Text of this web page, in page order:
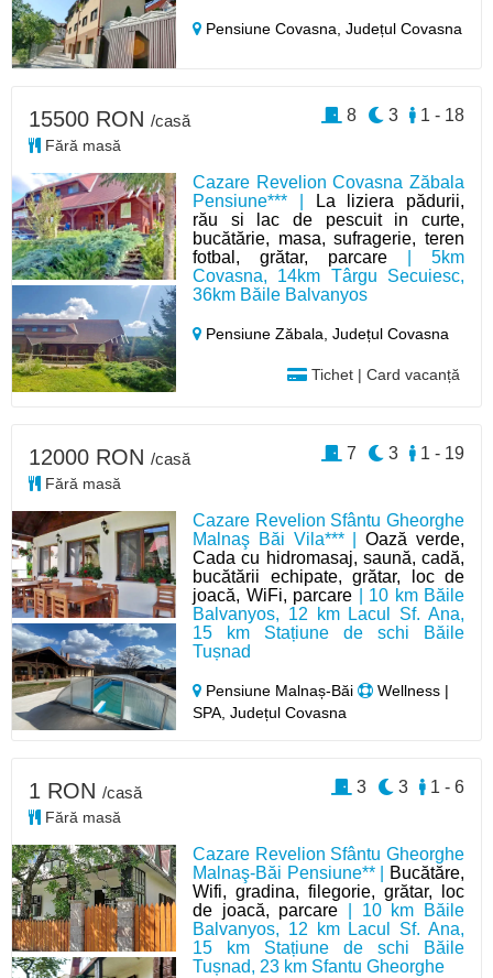
Pensiune Covasna,Județul Covasna
Cazare Revelion Covasna Zăbala
Pensiune*** |
La liziera pădurii,
rău si lac de pescuit in curte,
bucătărie, masa, sufragerie, teren
fotbal, grătar, parcare | 5km
Covasna, 14km Târgu Secuiesc,
36km Băile Balvanyos
Pensiune Zăbala,Județul Covasna
Tichet | Card vacanță
15500 RON /casă
Fără masă
1 - 18
3
8
Cazare Revelion Sfântu Gheorghe
Malnaş Băi Vila*** |Oază verde,
Cada cu hidromasaj, saună, cadă,
bucătării echipate, grătar, loc de
joacă, WiFi, parcare | 10 km Băile
Balvanyos, 12 km Lacul Sf. Ana,
15 km Stațiune de schi Băile
Tușnad
Pensiune Malnaș-Băi
Wellness |
SPA, Județul Covasna
12000 RON /casă
Fără masă
1 - 19
3
7
Cazare Revelion Sfântu Gheorghe
Malnaş-Băi Pensiune** |
Bucătăre,
Wifi, gradina, filegorie, grătar, loc
de joacă, parcare | 10 km Băile
Balvanyos, 12 km Lacul Sf. Ana,
15 km Stațiune de schi Băile
Tușnad, 23 km Sfantu Gheorghe
1 RON /casă
Fără masă
1 - 6
3
3